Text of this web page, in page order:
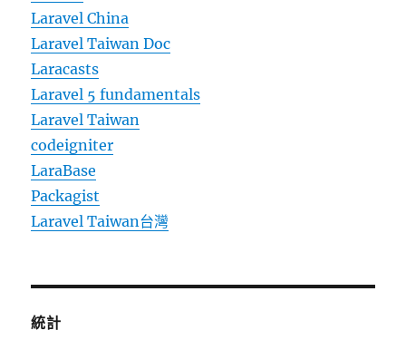
Laravel China
Laravel Taiwan Doc
Laracasts
Laravel 5 fundamentals
Laravel Taiwan
codeigniter
LaraBase
Packagist
Laravel Taiwan台灣
統計